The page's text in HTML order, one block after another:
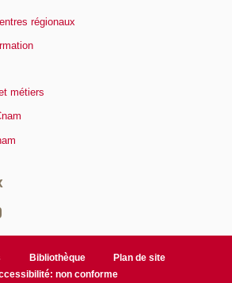
régionaux
métiers
Bibliothèque
Plan de site
non conforme